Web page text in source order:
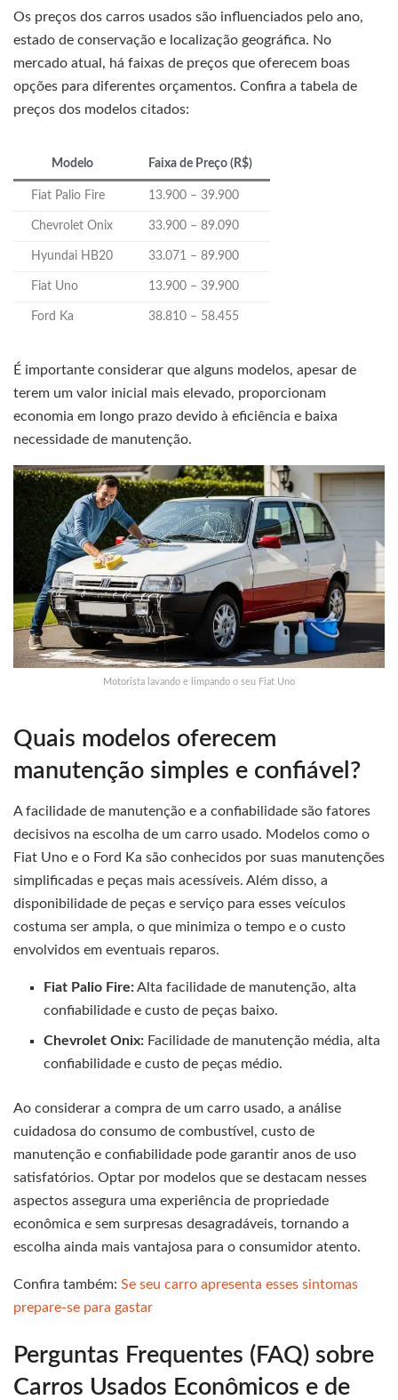
Os preços dos carros usados são influenciados pelo ano,
estado de conservação e localização geográfica. No
mercado atual, há faixas de preços que oferecem boas
opções para diferentes orçamentos. Confira a tabela de
preços dos modelos citados:
Modelo Faixa de Preço (R$)
Fiat Palio Fire 13.900 – 39.900
Chevrolet Onix 33.900 – 89.090
Hyundai HB20 33.071 – 89.900
Fiat Uno 13.900 – 39.900
Ford Ka 38.810 – 58.455
É importante considerar que alguns modelos, apesar de
terem um valor inicial mais elevado, proporcionam
economia em longo prazo devido à eficiência e baixa
necessidade de manutenção.
Motorista lavando e limpando o seu Fiat Uno
Quais modelos oferecem
manutenção simples e confiável?
A facilidade de manutenção e a confiabilidade são fatores
decisivos na escolha de um carro usado. Modelos como o
Fiat Uno e o Ford Ka são conhecidos por suas manutenções
simplificadas e peças mais acessíveis. Além disso, a
disponibilidade de peças e serviço para esses veículos
costuma ser ampla, o que minimiza o tempo e o custo
envolvidos em eventuais reparos.
Fiat Palio Fire:Alta facilidade de manutenção, alta
confiabilidade e custo de peças baixo.
Chevrolet Onix: Facilidade de manutenção média, alta
confiabilidade e custo de peças médio.
Ao considerar a compra de um carro usado, a análise
cuidadosa do consumo de combustível, custo de
manutenção e confiabilidade pode garantir anos de uso
satisfatórios. Optar por modelos que se destacam nesses
aspectos assegura uma experiência de propriedade
econômica e sem surpresas desagradáveis, tornando a
escolha ainda mais vantajosa para o consumidor atento.
Confira também: Se seu carro apresenta esses sintomas
prepare-se para gastar
Perguntas Frequentes (FAQ) sobre
Carros Usados Econômicos e de